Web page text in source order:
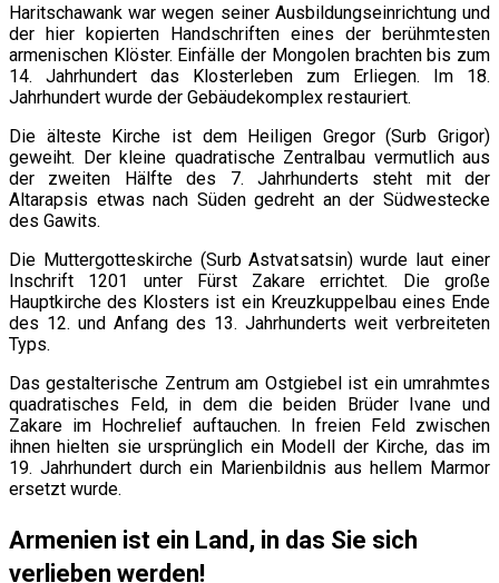
Haritschawank war wegen seiner Ausbildungseinrichtung und
der hier kopierten Handschriften eines der berühmtesten
armenischen Klöster. Einfälle der Mongolen brachten bis zum
14. Jahrhundert das Klosterleben zum Erliegen. Im 18.
Jahrhundert wurde der Gebäudekomplex restauriert.
Die älteste Kirche ist dem Heiligen Gregor (Surb Grigor)
geweiht. Der kleine quadratische Zentralbau vermutlich aus
der zweiten Hälfte des 7. Jahrhunderts steht mit der
Altarapsis etwas nach Süden gedreht an der Südwestecke
des Gawits.
Die Muttergotteskirche (Surb Astvatsatsin) wurde laut einer
Inschrift 1201 unter Fürst Zakare errichtet. Die große
Hauptkirche des Klosters ist ein Kreuzkuppelbau eines Ende
des 12. und Anfang des 13. Jahrhunderts weit verbreiteten
Typs.
Das gestalterische Zentrum am Ostgiebel ist ein umrahmtes
quadratisches Feld, in dem die beiden Brüder Ivane und
Zakare im Hochrelief auftauchen. In freien Feld zwischen
ihnen hielten sie ursprünglich ein Modell der Kirche, das im
19. Jahrhundert durch ein Marienbildnis aus hellem Marmor
ersetzt wurde.
Armenien ist ein Land, in das Sie sich
verlieben werden!